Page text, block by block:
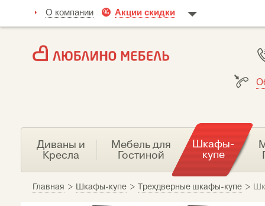
О компании Акции скидки
Диваны и
Кресла
Мебель для
Гостиной
Шкафы-
купе
Главная > Шкафы-купе > Трехдверные шкафы-купе >